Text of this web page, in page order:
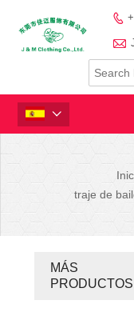



traje de
MÁS
PRODUCTOS